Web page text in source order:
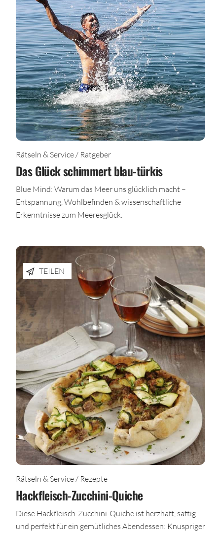
Rätseln & Service / Ratgeber
Das Glück schimmert blau-türkis
Blue Mind: Warum das Meer uns glücklich macht –
Entspannung, Wohlbefinden & wissenschaftliche
Erkenntnisse zum Meeresglück.
TEILEN
Rätseln & Service / Rezepte
Hackfleisch-Zucchini-Quiche
Diese Hackfleisch-Zucchini-Quiche ist herzhaft, saftig
und perfekt für ein gemütliches Abendessen: Knuspriger